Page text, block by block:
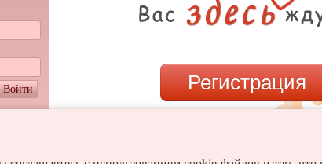
Войти
Регистрация